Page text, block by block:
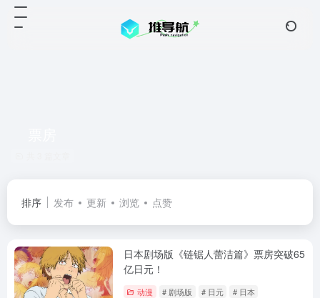
排序 发布 更新 浏览 点赞
日本剧场版《链锯人蕾洁篇》票房突破65
亿日元！
动漫 # 剧场版 # 日元 # 日本